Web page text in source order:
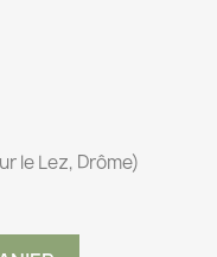
le Lez, Drôme)